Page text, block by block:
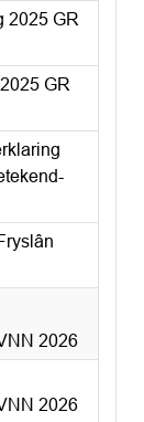
2025 GR
GR
2026
2026